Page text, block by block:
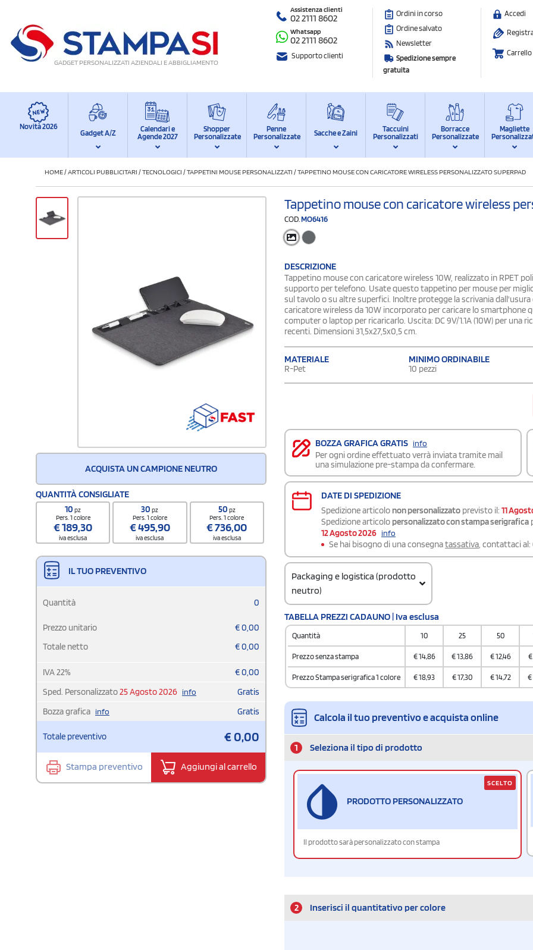
GADGET PERSONALIZZATI AZIENDALI E ABBIGLIAMENTO
Assistenza clienti
02 2111 8602
Whatsapp
02 2111 8602
Supporto clienti
Ordini in corso
Ordine salvato
Newsletter
Spedizione sempre
gratuita
Accedi
Carrello
Novità 2026
Gadget A/Z
Calendari e
Agende 2027
Shopper
Personalizzate
Penne
Personalizzate
Sacche e Zaini
Taccuini
Personalizzati
Borracce
Personalizzate
Magliette
HOME/ARTICOLI PUBBLICITARI /TECNOLOGICI /TAPPETINI MOUSE PERSONALIZZATI /TAPPETINO MOUSE CON CARICATORE WIRELESS PERSONALIZZATO SUPERPAD
ACQUISTA UN CAMPIONE NEUTRO
QUANTITÀ CONSIGLIATE
10pz
Pers. 1 colore
€189,30
iva esclusa
30pz
Pers. 1 colore
€495,90
iva esclusa
50 pz
Pers. 1 colore
€736,00
iva esclusa
IL TUO PREVENTIVO
Quantità 0
Prezzo unitario €0,00
Totale netto
€0,00
IVA22% €0,00
Sped. Personalizzato25 Agosto 2026 info
Gratis
Bozza grafica info Gratis
Totale preventivo €0,00
Stampa preventivo Aggiungi al carrello
Tappetino mouse con caricatore wireless
COD. MO6416
DESCRIZIONE
Tappetino mouse con caricatore wireless 10W, realizzato in RPET
supporto per telefono. Usate questo tappetino per mouse per
sul tavolo o su altre superfici. Inoltre protegge la scrivania
caricatore wireless da 10W incorporato per caricare lo
computer o laptop per ricaricarlo. Uscita: DC 9V/1.1A (10W) per una
recenti. Dimensioni 31,5x27,5x0,5 cm.
MATERIALE
R-Pet
MINIMO ORDINABILE
10 pezzi
BOZZA GRAFICA GRATIS info
Per ogni ordine effettuato verrà inviata tramite mail
una simulazione pre-stampa da confermare.
DATE DI SPEDIZIONE
Spedizione articolo non personalizzato previsto il: 11
Spedizione articolo personalizzato con stampa serigrafica
12 Agosto 2026 info
Se hai bisogno di una consegnatassativa , contattaci al:
Packaging e logistica (prodotto
neutro)
8504 4095
Quantità per scatola
20
TABELLA PREZZI CADAUNO | Iva esclusa
Quantità 10 25 50
Prezzo senza stampa €14,86 €13,86 €12,46 €
Prezzo Stampa serigrafica 1 colore €18,93 €17,30 €14,72 €
Calcola il tuo preventivo e acquista online
1 Seleziona il tipo di prodotto
PRODOTTO PERSONALIZZATO
Il prodotto sarà personalizzato con stampa
SCELTO
2 Inserisci il quantitativo per colore